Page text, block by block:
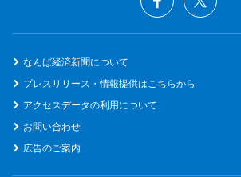
なんば経済新聞について
プレスリリース・情報提供はこちらから
アクセスデータの利用について
お問い合わせ
広告のご案内